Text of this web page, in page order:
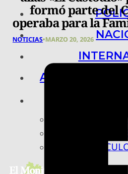
ARTE, CIENCIA
formó parte del
operaba para la
NOTICIAS•MARZO 20, 2026